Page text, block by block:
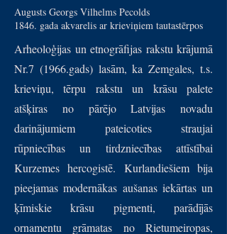
Augusts Georgs Vilhelms Pecolds
1846. gada akvarelis ar krieviņiem tautastērpos
Arheoloģijas un etnogrāfijas rakstu krājumā
Nr.7 (1966.gads) lasām, ka Zemgales, t.s.
krieviņu, tērpu rakstu un krāsu palete
atšķiras no pārējo Latvijas novadu
darinājumiem pateicoties straujai
rūpniecības un tirdzniecības attīstībai
Kurzemes hercogistē. Kurlandiešiem bija
pieejamas modernākas aušanas iekārtas un
ķīmiskie krāsu pigmenti, parādījās
ornamentu grāmatas no Rietumeiropas,